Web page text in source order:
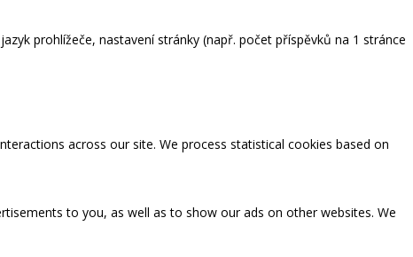
prohlížeče, nastavení stránky (např. počet příspěvků na 1 stránce
across our site. We process statistical cookies based on
to you, as well as to show our ads on other websites. We